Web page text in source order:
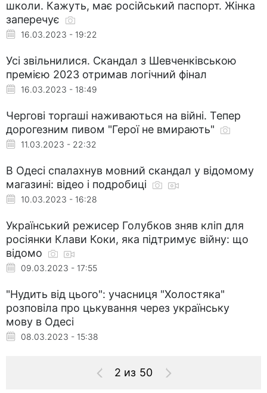
школи. Кажуть, має російський паспорт. Жінка
заперечує
16.03.2023 - 19:22
Усі звільнилися. Скандал з Шевченківською
премією 2023 отримав логічний фінал
16.03.2023 - 18:49
Чергові торгаші наживаються на війні. Тепер
дорогезним пивом "Герої не вмирають"
11.03.2023 - 22:32
В Одесі спалахнув мовний скандал у відомому
магазині: відео і подробиці
10.03.2023 - 16:28
Український режисер Голубков зняв кліп для
росіянки Клави Коки, яка підтримує війну: що
відомо
09.03.2023 - 17:55
"Нудить від цього": учасниця "Холостяка"
розповіла про цькування через українську
мову в Одесі
08.03.2023 - 15:38
2 из 50